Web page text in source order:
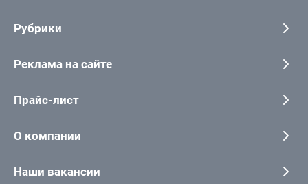
Рубрики
Реклама на сайте
Прайс-лист
О компании
Наши вакансии